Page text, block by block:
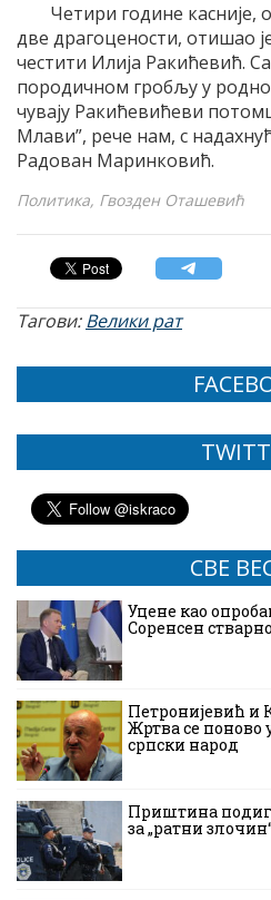
Четири године касније,
две драгоцености, отишао
честити Илија Ракићевић.
породичном гробљу у
чувају Ракићевићеви
Млави”, рече нам, с
Радован Маринковић.
Политика, Гвозден Оташевић
Тагови:Велики рат
СВЕ
Уцене као
Соренсен
Петронијевић и
Жртва се поново
српски народ
Приштина
за „ратни